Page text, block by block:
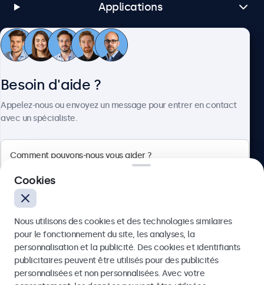
Applications
Service client
4.8/5 noté par 5000+ entreprises
Français
Besoin d'aide ?
Appelez-nous ou envoyez un message pour entrer en contact
avec un spécialiste.
Envoyer
Cookies
Nous utilisons des cookies et des technologies similaires
pour le fonctionnement du site, les analyses, la
personnalisation et la publicité. Des cookies et identifiants
publicitaires peuvent être utilisés pour des publicités
personnalisées et non personnalisées. Avec votre